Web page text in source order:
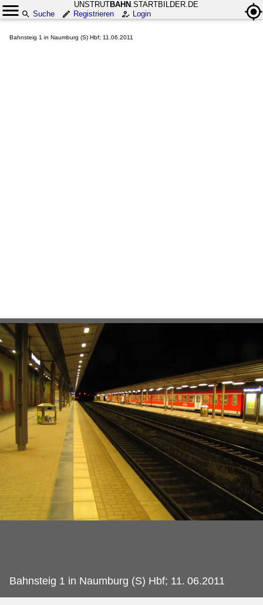
UNSTRUTBAHN .STARTBILDER.DE
Suche
Registrieren Login
Bahnsteig 1 in Naumburg (S) Hbf; 11.06.2011
Bahnsteig 1 in Naumburg (S) Hbf; 11. 06.2011